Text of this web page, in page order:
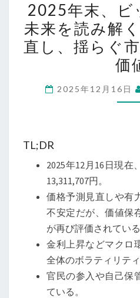
ト
来
み
価
2025年末、ビ
未来を読み解
直し、揺らぐ
価
2025年12月16日
TL;DR
2025年12月16日現
13,311,707円。
価格予測見直しや有
不安定だが、価値保
が再び評価されている
金利上昇などマクロ
全体のボラティリテ
官民の参入や自己保
ている。